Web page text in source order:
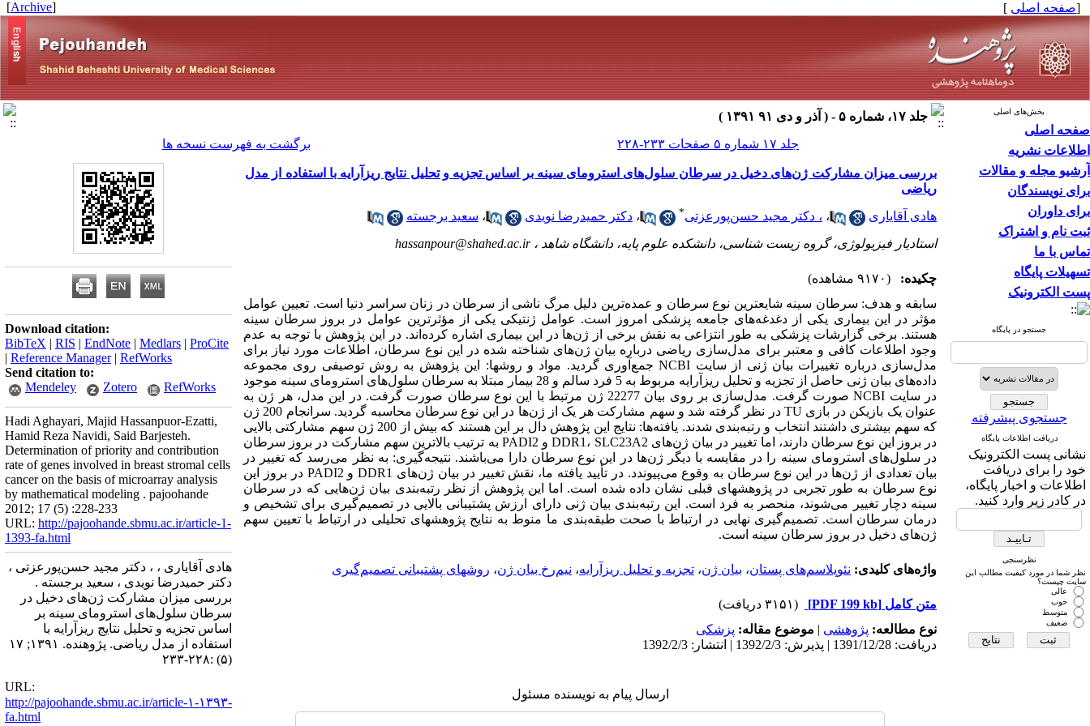
[صفحه اصلی ]
[
Archive
]
بخش‌های اصلی
صفحه اصلی
اطلاعات نشریه
آرشیو مجله و مقالات
برای نویسندگان
برای داوران
ثبت نام و اشتراک
تماس با ما
تسهیلات پایگاه
پست الکترونیک
جستجو در پایگاه
جستجوی پیشرفته
دریافت اطلاعات پایگاه
نشانی پست الکترونیک
خود را برای دریافت
اطلاعات و اخبار پایگاه،
در کادر زیر وارد کنید.
نظرسنجی
نظر شما در مورد کیفیت مطالب این
سایت چیست؟
عالی
خوب
متوسط
ضعیف
جلد ۱۷، شماره ۵ - ( آذر و دی ۹۱ ۱۳۹۱ )
جلد ۱۷ شماره ۵ صفحات ۲۳۳-۲۲۸
برگشت به فهرست نسخه ها
بررسی میزان مشارکت ژن‌های دخیل در سرطان سلول‌های استرومای سینه بر اساس تجزیه و تحلیل نتایج ریزآرایه با استفاده از مدل
ریاضی
هادی آقایاری ، ، دکتر مجید حسن‌پورعزتی* ، دکتر حمیدرضا نویدی ، سعید برجسته
استادیار فیزیولوژی، گروه زیست شناسی، دانشکده علوم پایه، دانشگاه شاهد ،hassanpour@shahed.ac.ir
چکیده:
(۹۱۷۰ مشاهده)
سابقه و هدف: سرطان سینه شایعترین نوع سرطان و عمده‌ترین دلیل مرگ‌ ناشی از سرطان در زنان سراسر دنیا است. تعیین عوامل
مؤثر در این بیماری یکی از دغدغه‌های جامعه پزشکی امروز است. عوامل ژنتیکی یکی از مؤثرترین عوامل در بروز سرطان سینه
هستند. برخی گزارشات پزشکی به طور انتزاعی به نقش برخی از ژن‌ها در این بیماری اشاره کرده‌اند. در این پژوهش با توجه به عدم
وجود اطلاعات کافی و معتبر برای مدل‌سازی ریاضی درباره بیان ژن‌های شناخته شده در این نوع سرطان، اطلاعات مورد نیاز برای
مدل‌سازی درباره تغییرات بیان ژنی از سایت NCBI جمع‌آوری گردید. مواد و روشها: این پژوهش به روش توصیفی روی مجموعه
داده‌های بیان ژنی حاصل از تجزیه و تحلیل ریزآرایه مربوط به 5 فرد سالم و 28 بیمار مبتلا به سرطان سلول‌های استرومای سینه موجود
در سایت NCBI صورت گرفت. مدل‌سازی بر روی بیان 22277 ژن مرتبط با این نوع سرطان صورت گرفت. در این مدل، هر ژن به
عنوان یک بازیکن در بازی TU در نظر گرفته شد و سهم مشارکت هر یک از ژن‌ها در این نوع سرطان محاسبه گردید. سرانجام 200 ژن
که سهم بیشتری داشتند انتخاب و رتبه‌بندی شدند. یافته‌ها: نتایج این پژوهش دال بر این هستند که بیش از 200 ژن سهم مشارکتی بالایی
در بروز این نوع سرطان دارند، اما تغییر در بیان ژن‌های DDR1، SLC23A2 و PADI2 به ‌ترتیب بالاترین سهم مشارکت در بروز سرطان
در سلول‌های استرومای سینه را در مقایسه با دیگر ژن‌ها در این نوع سرطان دارا می‌باشند. نتیجه‌گیری: به نظر می‌رسد که تغییر در
بیان تعدادی از ژن‌ها در این نوع سرطان به وقوع می‌پیوندد. در تأیید یافته ما، نقش تغییر در بیان ژن‌های DDR1 و PADI2 در بروز این
نوع سرطان به طور تجربی در پژوهشهای قبلی نشان داده شده است. اما این پژوهش از نظر رتبه‌بندی بیان ژن‌هایی که در سرطان
سینه دچار تغییر می‌شوند، منحصر به فرد است. این رتبه‌بندی بیان ژنی دارای ارزش پشتیبانی بالایی در تصمیم‌گیری برای تشخیص و
درمان سرطان است. تصمیم‌گیری نهایی در ارتباط با صحت طبقه‌بندی ما منوط به نتایج پژوهشهای تحلیلی در ارتباط با تعیین سهم
ژن‌های دخیل در بروز سرطان سینه است.
واژه‌های کلیدی: نئوپلاسم‌های پستان، بیان ژن، تجزیه و تحلیل ریزآرایه، نیم‌رخ بیان ژن، روشهای پشتیبانی تصمیم‌گیری
متن کامل [PDF 199 kb]
(۳۱۵۱ دریافت)
نوع مطالعه: پژوهشی | موضوع مقاله: پزشکی
دریافت: 1391/12/28 | پذیرش: 1392/2/3 | انتشار: 1392/2/3
ارسال پیام به نویسنده مسئول
Download citation:
BibTeX | RIS | EndNote | Medlars | ProCite
| Reference Manager| RefWorks
Send citation to:
Mendeley
Zotero RefWorks
Hadi Aghayari, Majid Hassanpuor-Ezatti,
Hamid Reza Navidi, Said Barjesteh.
Determination of priority and contribution
rate of genes involved in breast stromal cells
cancer on the basis of microarray analysis
by mathematical modeling . pajoohande
2012; 17 (5) :228-233
URL: http://pajoohande.sbmu.ac.ir/article-1-
1393-fa.html
هادی آقایاری ، ، دکتر مجید حسن‌پورعزتی ،
دکتر حمیدرضا نویدی ، سعید برجسته .
بررسی میزان مشارکت ژن‌های دخیل در
سرطان سلول‌های استرومای سینه بر
اساس تجزیه و تحلیل نتایج ریزآرایه با
استفاده از مدل ریاضی. پژوهنده. ۱۳۹۱; ۱۷
(۵) :۲۲۸-۲۳۳
URL:
http://pajoohande.sbmu.ac.ir/article-۱-۱۳۹۳-
fa.html